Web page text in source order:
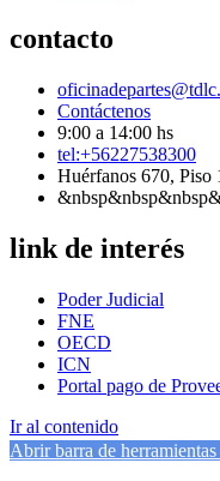
contacto
Contáctenos
9:00 a 14:00 hs
tel:+56227538300
Huérfanos 670, Piso
link de interés
Poder Judicial
FNE
OECD
ICN
Portal pago de
Ir al contenido
Abrir barra de herramientas